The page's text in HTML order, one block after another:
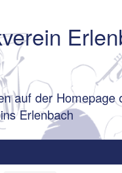
auf der Homepage
Erlenbach